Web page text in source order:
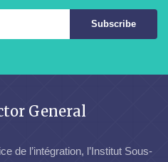
Subscribe
General
de l’intégration, l’Institut Sous-